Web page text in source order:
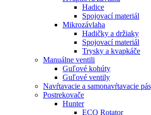
Hadice
Spojovací materiál
Mikrozávlaha
Hadičky a držiaky
Spojovací materiál
Trysky a kvapkáče
Manuálne ventili
Guľové kohúty
Guľové ventily
Navŕtavacie a samonavŕtavacie
Postrekovače
Hunter
ECO Rotator